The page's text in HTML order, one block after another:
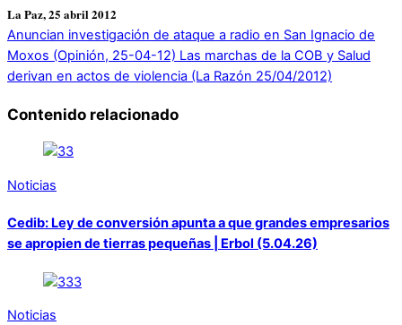
La Paz, 25 abril 2012
Anuncian investigación de ataque a radio en San Ignacio de
Moxos (Opinión, 25-04-12) Las marchas de la COB y Salud
derivan en actos de violencia (La Razón 25/04/2012)
Contenido relacionado
Noticias
Cedib: Ley de conversión apunta a que grandes empresarios
se apropien de tierras pequeñas | Erbol (5.04.26)
Noticias